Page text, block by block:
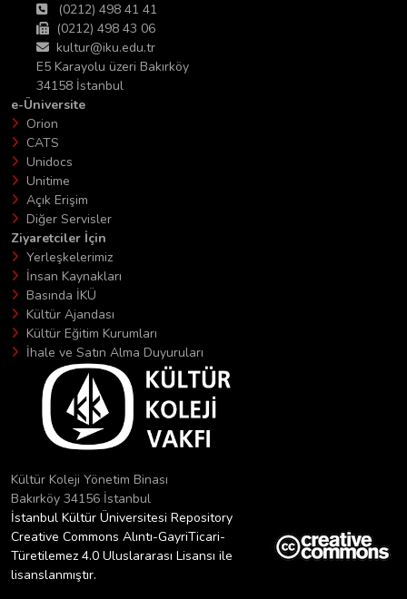
(0212) 498 41 41
(0212) 498 43 06
kultur@iku.edu.tr
E5 Karayolu üzeri Bakırköy
34158 İstanbul
e-Üniversite
Orion
CATS
Unidocs
Unitime
Açık Erişim
Diğer Servisler
Ziyaretciler İçin
Yerleşkelerimiz
İnsan Kaynakları
Basında İKÜ
Kültür Ajandası
Kültür Eğitim Kurumları
İhale ve Satın Alma Duyuruları
Kültür Koleji Yönetim Binası
Bakırköy 34156 İstanbul
İstanbul Kültür Üniversitesi Repository
Creative Commons Alıntı-GayriTicari-
Türetilemez 4.0 Uluslararası Lisansı ile
lisanslanmıştır.